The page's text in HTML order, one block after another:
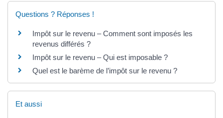
Questions ? Réponses !
Impôt sur le revenu – Comment sont imposés les
revenus différés ?
Impôt sur le revenu – Qui est imposable ?
Quel est le barème de l’impôt sur le revenu ?
Et aussi